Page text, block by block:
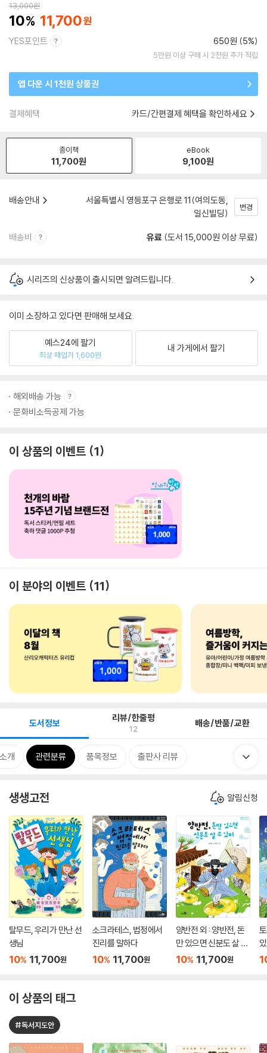
13,000원
10 11,700
YES포인트 650원 (5%)
5만원 이상 구매 시 2천원 추가 적립
앱 다운 시 1천원 상품권
결제혜택 카드/간편결제 혜택을 확인하세요
종이책
11,700원
eBook
9,100원
배송안내
서울특별시 영등포구 은행로 11(여의도동,
일신빌딩)
변경
배송비 유료 (도서 15,000원 이상 무료)
시리즈의 신상품이 출시되면 알려드립니다.
이미 소장하고 있다면 판매해 보세요.
예스24에 팔기
최상 매입가 1,600원
내 가게에서 팔기
해외배송 가능
문화비소득공제 가능
이 상품의 이벤트 1
이 분야의 이벤트 11
도서정보 리뷰/한줄평
12 배송/반품/교환
개 관련분류 품목정보 출판사 리뷰
생생고전 알림신청
탈무드, 우리가 만난 선
생님
10% 11,700원
소크라테스, 법정에서
진리를 말하다
10% 11,700원
양반전 외 : 양반전, 돈
만 있으면 신분도 살 수
있지
10% 11,700원
이 상품의 태그
#독서지도안